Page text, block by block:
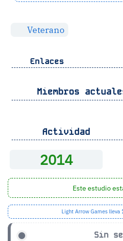
Veterano
Enlaces
Miembros
Actividad
2014
Este estudio
Light Arrow Games lleva
Sin